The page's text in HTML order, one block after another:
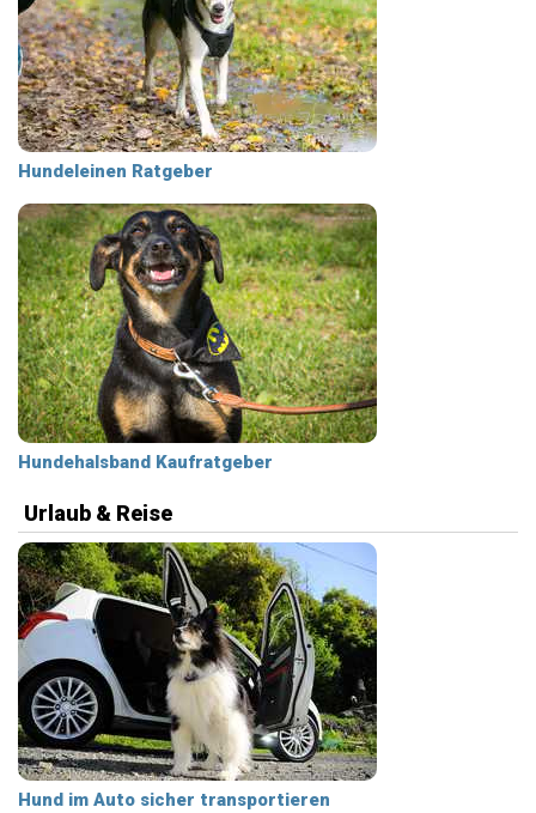
Hundeleinen Ratgeber
Hundehalsband Kaufratgeber
Urlaub & Reise
Hund im Auto sicher transportieren